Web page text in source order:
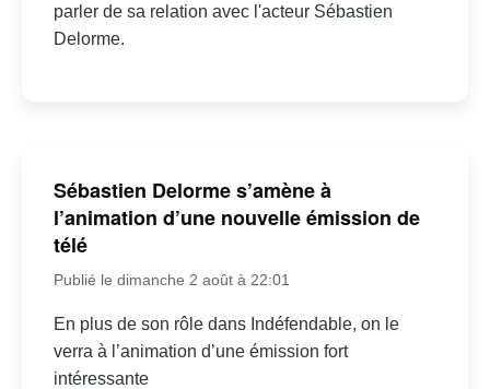
parler de sa relation avec l'acteur Sébastien
Delorme.
Sébastien Delorme s’amène à
l’animation d’une nouvelle émission de
télé
Publié le dimanche 2 août à 22:01
En plus de son rôle dans Indéfendable, on le
verra à l’animation d’une émission fort
intéressante